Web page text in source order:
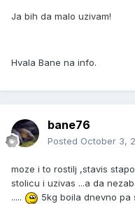
Ja bih da malo uzivam!
Hvala Bane na info.
bane76
Posted October 3,
moze i to rostilj ,stavis
stolicu i uzivas ...a da
.....
5kg boila dnevno